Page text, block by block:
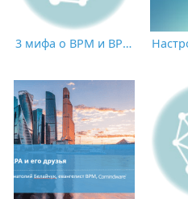
3 мифа о BPM и BPMS